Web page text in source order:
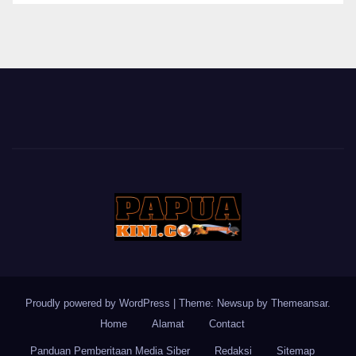
Proudly powered by WordPress Theme: Newsup by Themeansar.
Home
Alamat Contact
Panduan Pemberitaan Media Siber Redaksi Sitemap